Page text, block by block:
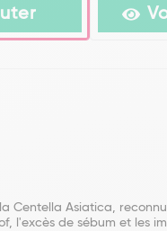
Centella Asiatica,
l'excès de sébum et les